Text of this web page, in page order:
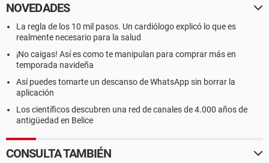
NOVEDADES
La regla de los 10 mil pasos. Un cardiólogo explicó lo que es
realmente necesario para la salud
¡No caigas! Así es como te manipulan para comprar más en
temporada navideña
Así puedes tomarte un descanso de WhatsApp sin borrar la
aplicación
Los científicos descubren una red de canales de 4.000 años de
antigüedad en Belice
CONSULTA TAMBIÉN